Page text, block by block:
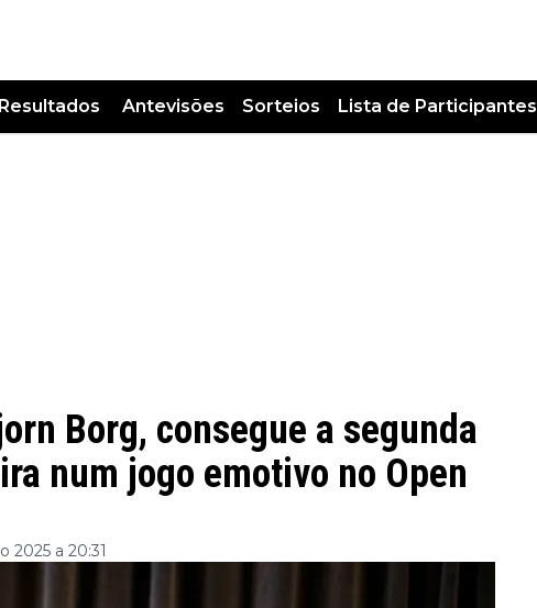
Resultados Antevisões Sorteios Lista de Participantes
Borg, consegue a segunda
num jogo emotivo no Open
2025 a 20:31